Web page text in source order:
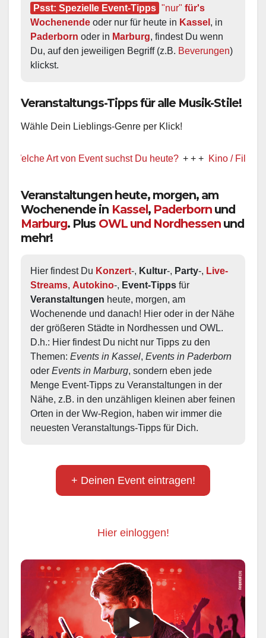
Psst: Spezielle Event-Tipps "nur" für's
Wochenende oder nur für heute in Kassel
Paderborn oder in Marburg, findest Du wenn
Du, auf den jeweiligen Begriff (z.B. Beverungen)
klickst.
Veranstaltungs-Tipps für alle Musik-Stile!
Wähle Dein Lieblings-Genre per Klick!
Art von Event suchst Du heute? + + + Kino / Film + + +
Veranstaltungen heute, morgen, am
Wochenende in Kassel, Paderborn und
Marburg. Plus OWL und Nordhessen und
mehr!
Hier findest Du Konzert-, Kultur-, Party-, Live-
Streams, Autokino-, Event-Tipps
Veranstaltungen heute, morgen, am
Wochenende und danach! Hier oder in der Nähe
der größeren Städte in Nordhessen und OWL.
D.h.: Hier findest Du nicht nur Tipps zu den
Themen: Events in Kassel, Events in Paderborn
oder Events in Marburg, sondern eben jede
Menge Event-Tipps zu Veranstaltungen in der
Nähe, z.B. in den unzähligen kleinen aber feinen
Orten in der Ww-Region, haben wir immer die
neuesten Veranstaltungs-Tipps für Dich.
+ Deinen Event eintragen!
Hier einloggen!